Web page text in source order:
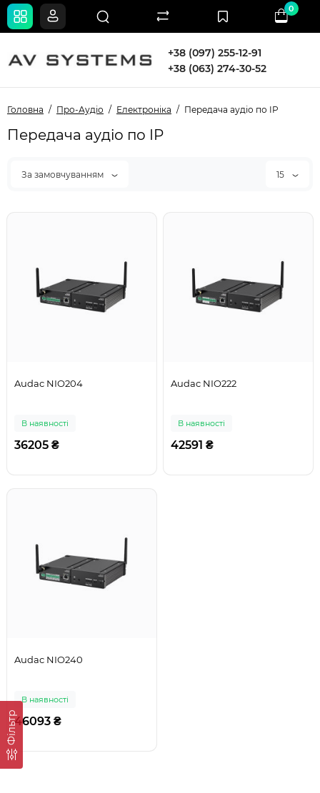
+38 (097) 255-12-91
+38 (063) 274-30-52
0
Головна Про-Аудіо Електроніка Передача аудіо по IP
Фільтр
Передача аудіо по IP
За замовчуванням 15
Audac NIO204
В наявності
36205 ₴
Audac NIO222
В наявності
42591 ₴
Audac NIO240
В наявності
46093 ₴